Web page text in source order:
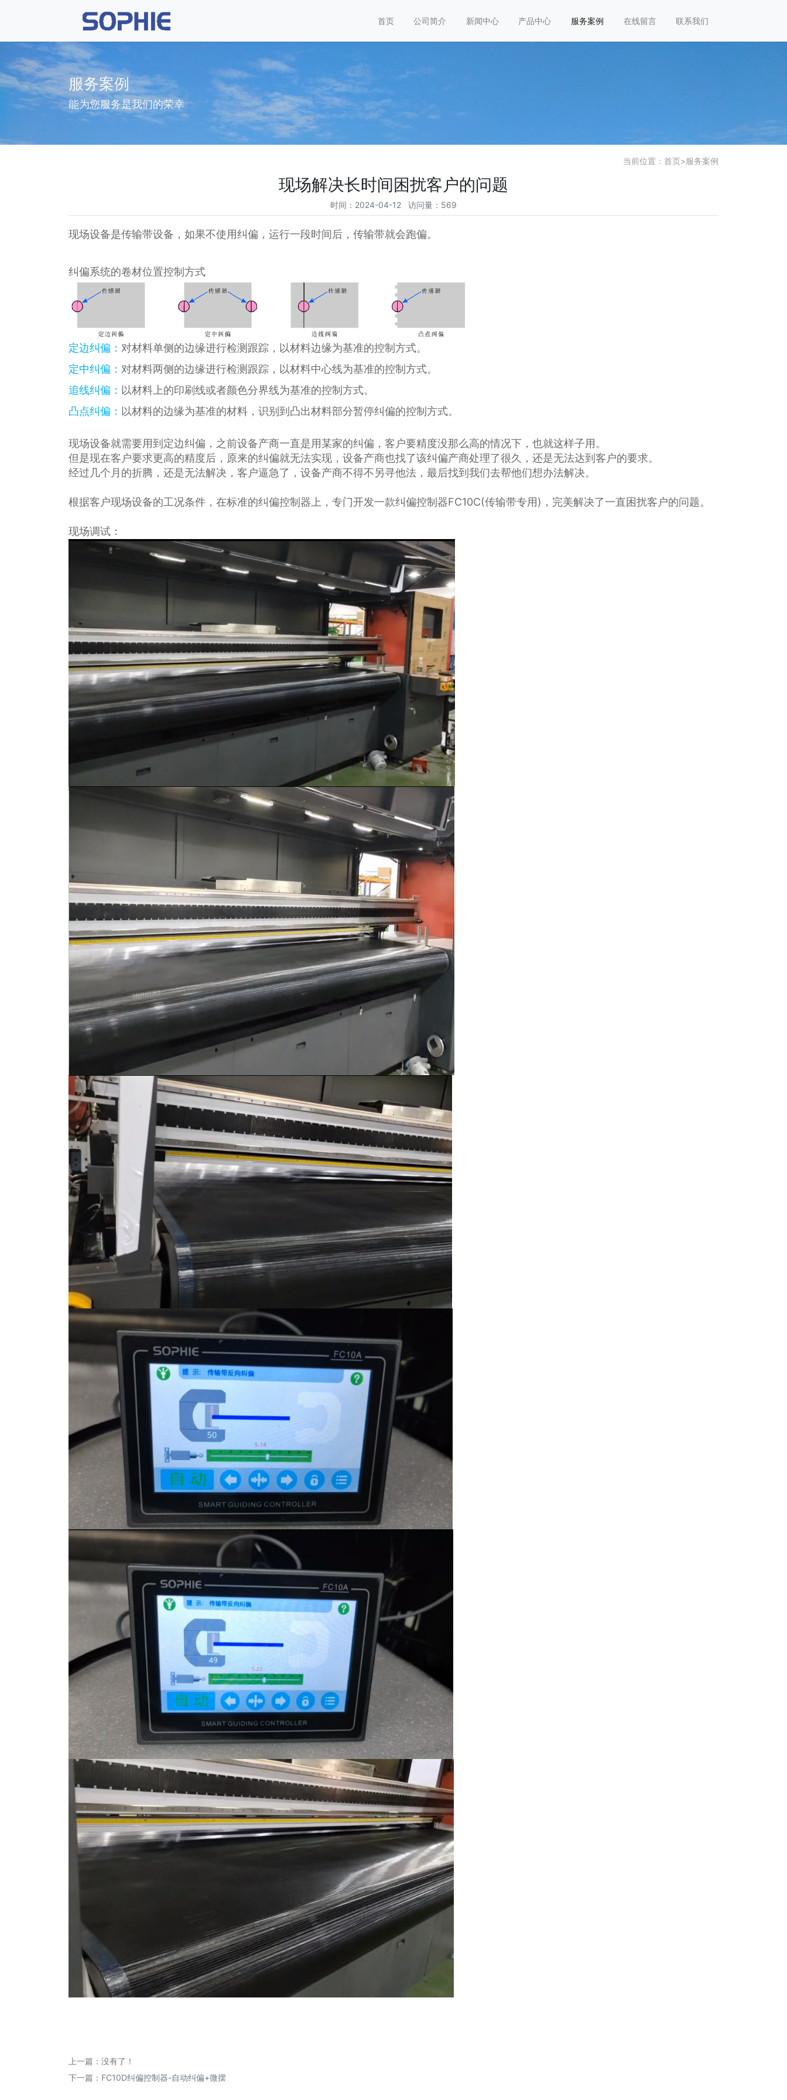
首页 公司简介 新闻中心 产品中心 服务案例 在线留言 联系我们
服务案例
能为您服务是我们的荣幸
当前位置： 首页>服务案例
现场解决长时间困扰客户的问题
时间：2024-04-12 访问量：569
现场设备是传输带设备，如果不使用纠偏，运行一段时间后，传输带就会跑偏。
纠偏系统的卷材位置控制方式
定边纠偏： 对材料单侧的边缘进⾏检测跟踪，以材料边缘为基准的控制⽅式。
定中纠偏： 对材料两侧的边缘进⾏检测跟踪，以材料中⼼线为基准的控制⽅式。
追线纠偏： 以材料上的印刷线或者颜⾊分界线为基准的控制⽅式。
凸点纠偏： 以材料的边缘为基准的材料，识别到凸出材料部分暂停纠偏的控制⽅式。
现场设备就需要用到定边纠偏，之前设备产商一直是用某家的纠偏，客户要精度没那么高的情况下，也就这样子用。
但是现在客户要求更高的精度后，原来的纠偏就无法实现，设备产商也找了该纠偏产商处理了很久，还是无法达到客户的要求。
经过几个月的折腾，还是无法解决，客户逼急了，设备产商不得不另寻他法，最后找到我们去帮他们想办法解决。
根据客户现场设备的工况条件，在标准的纠偏控制器上，专门开发一款纠偏控制器FC10C(传输带专用)，完美解决了一直困扰客户的问题。
现场调试：
上一篇：没有了！
下一篇： FC10D纠偏控制器-自动纠偏+微摆